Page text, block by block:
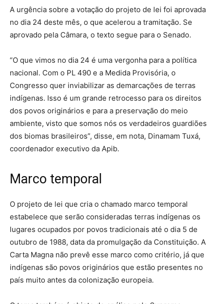
A urgência sobre a votação do projeto de lei foi aprovada
no dia 24 deste mês, o que acelerou a tramitação. Se
aprovado pela Câmara, o texto segue para o Senado.
“O que vimos no dia 24 é uma vergonha para a política
nacional. Com o PL 490 e a Medida Provisória, o
Congresso quer inviabilizar as demarcações de terras
indígenas. Isso é um grande retrocesso para os direitos
dos povos originários e para a preservação do meio
ambiente, visto que somos nós os verdadeiros guardiões
dos biomas brasileiros”, disse, em nota, Dinamam Tuxá,
coordenador executivo da Apib.
Marco temporal
O projeto de lei que cria o chamado marco temporal
estabelece que serão consideradas terras indígenas os
lugares ocupados por povos tradicionais até o dia 5 de
outubro de 1988, data da promulgação da Constituição. A
Carta Magna não prevê esse marco como critério, já que
indígenas são povos originários que estão presentes no
país muito antes da colonização europeia.